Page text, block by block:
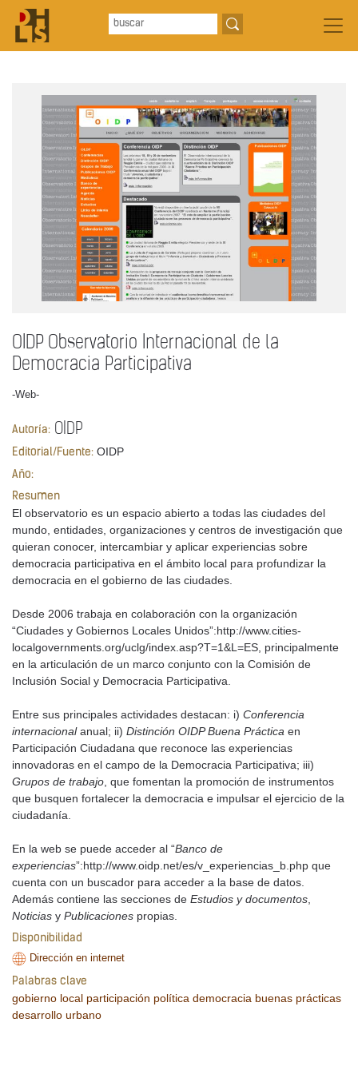
OIDP Observatorio Internacional de la
Democracia Participativa
-Web-
Autoría: OIDP
Editorial/Fuente: OIDP
Año:
Resumen
El observatorio es un espacio abierto a todas las ciudades del
mundo, entidades, organizaciones y centros de investigación que
quieran conocer, intercambiar y aplicar experiencias sobre
democracia participativa en el ámbito local para profundizar la
democracia en el gobierno de las ciudades.
Desde 2006 trabaja en colaboración con la organización
“Ciudades y Gobiernos Locales Unidos”:http://www.cities-
localgovernments.org/uclg/index.asp?T=1&L=ES, principalmente
en la articulación de un marco conjunto con la Comisión de
Inclusión Social y Democracia Participativa.
Entre sus principales actividades destacan: i) Conferencia
internacionalanual; ii) Distinción OIDP Buena Práctica en
Participación Ciudadana que reconoce las experiencias
innovadoras en el campo de la Democracia Participativa; iii)
Grupos de trabajo, que fomentan la promoción de instrumentos
que busquen fortalecer la democracia e impulsar el ejercicio de la
ciudadanía.
En la web se puede acceder al “Banco de
experiencias”:http://www.oidp.net/es/v_experiencias_b.php que
cuenta con un buscador para acceder a la base de datos.
Además contiene las secciones de Estudios y documentos,
Noticias y Publicaciones propias.
Disponibilidad
Dirección en internet
Palabras clave
gobierno local participación política democracia buenas prácticas
desarrollo urbano